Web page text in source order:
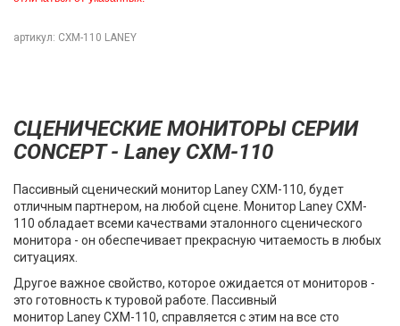
артикул: CXM-110 LANEY
СЦЕНИЧЕСКИЕ МОНИТОРЫ СЕРИИ
CONCEPT - Laney CXM-110
Пассивный сценический монитор Laney CXM-110, будет
отличным партнером, на любой сцене. Монитор Laney CXM-
110 обладает всеми качествами эталонного сценического
монитора - он обеспечивает прекрасную читаемость в любых
ситуациях.
Другое важное свойство, которое ожидается от мониторов -
это готовность к туровой работе. Пассивный
монитор Laney CXM-110, справляется с этим на все сто